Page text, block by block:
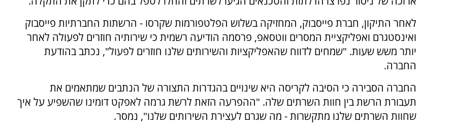
לאחר התיקון, חברת פייסבוק, המחזיקה בשלוש הפלטפורמות שקרסו - הרשתות החברתיות פייסבוק
ואינסטגרם ואפליקציית המסרים ווטסאפ, פרסמה הודיעה רשמית כי שירותיה חוזרים לפעולה לאחר
יותר משש שעות. "שמחים לדווח שהאפליקציות והשירותים שלנו חוזרים לפעול", נכתב בהודעת
החברה.
החברה הסבירה כי הסיבה לקריסה היא שינויים בהגדרות התצורה של הנתבים שמתאמים את
תעבורת הרשת בין חוות השרתים שלה. "ההפרעה הזאת לרשת גרמה לאפקט דומינו שהשפיע על איך
שחוות השרתים שלנו מתקשרות - מה שגרם לעצירת השירותים שלנו", נמסר.